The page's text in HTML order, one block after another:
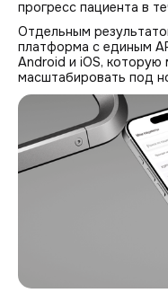
прогресс пациента в
Отдельным
платформа с единым
Android и iOS, которую
масштабировать под